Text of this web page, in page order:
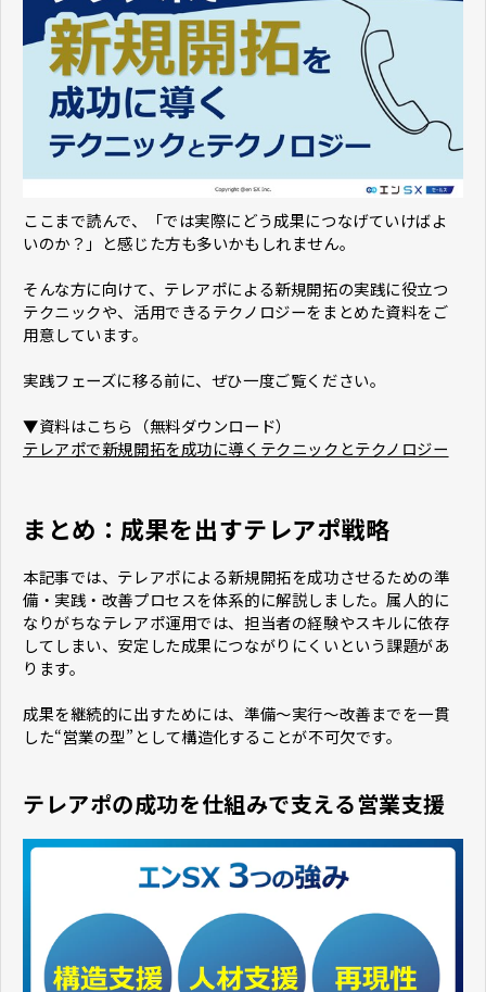
ここまで読んで、「では実際にどう成果につなげていけばよ
いのか？」と感じた方も多いかもしれません。
そんな方に向けて、テレアポによる新規開拓の実践に役立つ
テクニックや、活用できるテクノロジーをまとめた資料をご
用意しています。
実践フェーズに移る前に、ぜひ一度ご覧ください。
▼資料はこちら（無料ダウンロード）
テレアポで新規開拓を成功に導くテクニックとテクノロジー
まとめ​​​​​​​：成果を出すテレアポ戦略
本記事では、テレアポによる新規開拓を成功させるための準
備・実践・改善プロセスを体系的に解説しました。属人的に
なりがちなテレアポ運用では、担当者の経験やスキルに依存
してしまい、安定した成果につながりにくいという課題があ
ります。
成果を継続的に出すためには、準備〜実行〜改善までを一貫
した“営業の型”として構造化することが不可欠です。
テレアポの成功を仕組みで支える営業支援